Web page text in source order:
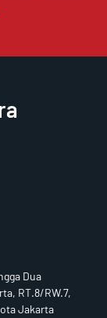
Dua
RT.8/RW.7,
Jakarta